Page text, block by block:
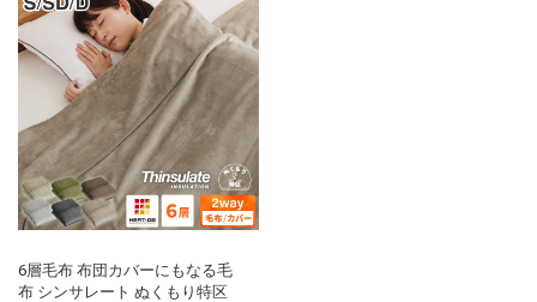
6層毛布 布団カバーにもなる毛
布 シンサレート ぬくもり特区